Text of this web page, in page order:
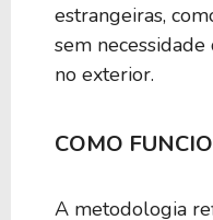
BEEM39
estrangeiras,
sem
no exterior.
COMO
A metodologia